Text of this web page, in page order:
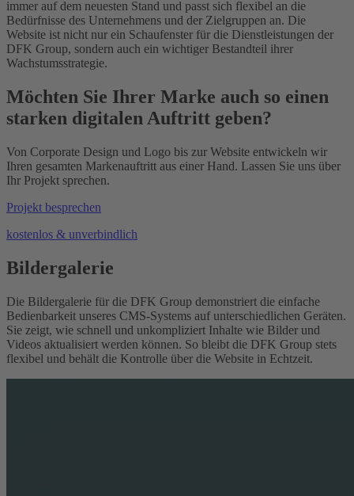
Bedürfnisse des Unternehmens und der Zielgruppen an. Die
Website ist nicht nur ein Schaufenster für die Dienstleistungen der
DFK Group, sondern auch ein wichtiger Bestandteil ihrer
Wachstumsstrategie.
starken digitalen Auftritt geben?
Ihren gesamten Markenauftritt aus einer Hand. Lassen Sie uns über
Ihr Projekt sprechen.
Bedienbarkeit unseres CMS-Systems auf unterschiedlichen Geräten.
Sie zeigt, wie schnell und unkompliziert Inhalte wie Bilder und
Videos aktualisiert werden können. So bleibt die DFK Group stets
flexibel und behält die Kontrolle über die Website in Echtzeit.